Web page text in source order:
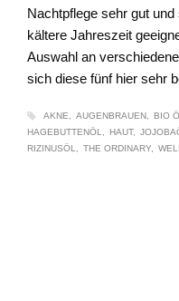
Nachtpflege sehr gut
kältere Jahreszeit
Auswahl an
sich diese fünf hier sehr
AKNE AUGENBRAUEN BIO
HAGEBUTTENÖL
HAUT
RIZINUSÖL
THE ORDINARY